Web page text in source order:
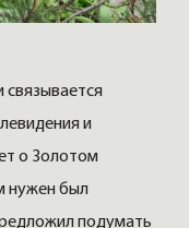
и
о Золотом
нужен был
подумать